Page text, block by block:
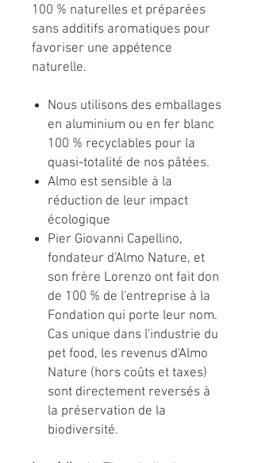
100 % naturelles et préparées
sans additifs aromatiques pour
favoriser une appétence
naturelle.
Nous utilisons des emballages
en aluminium ou en fer blanc
100 % recyclables pour la
quasi-totalité de nos pâtées.
Almo est sensible à la
réduction de leur impact
écologique
Pier Giovanni Capellino,
fondateur d'Almo Nature, et
son frère Lorenzo ont fait don
de 100 % de l'entreprise à la
Fondation qui porte leur nom.
Cas unique dans l'industrie du
pet food, les revenus d'Almo
Nature (hors coûts et taxes)
sont directement reversés à
la préservation de la
biodiversité.